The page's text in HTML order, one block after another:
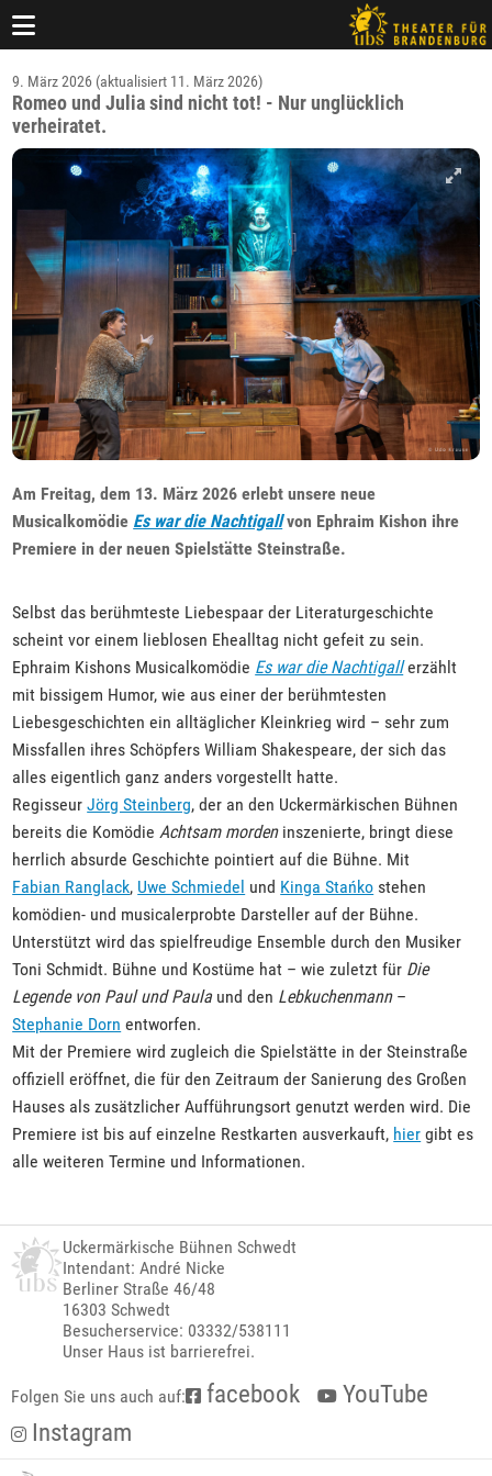
9. März 2026 (aktualisiert 11. März 2026)
Romeo und Julia sind nicht tot! - Nur unglücklich
verheiratet.
Am Freitag, dem 13. März 2026 erlebt unsere neue
Musicalkomödie Es war die Nachtigallvon Ephraim Kishon ihre
Premiere in der neuen Spielstätte Steinstraße.
Selbst das berühmteste Liebespaar der Literaturgeschichte
scheint vor einem lieblosen Ehealltag nicht gefeit zu sein.
Ephraim Kishons Musicalkomödie Es war die Nachtigallerzählt
mit bissigem Humor, wie aus einer der berühmtesten
Liebesgeschichten ein alltäglicher Kleinkrieg wird – sehr zum
Missfallen ihres Schöpfers William Shakespeare, der sich das
alles eigentlich ganz anders vorgestellt hatte.
RegisseurJörg Steinberg, der an den Uckermärkischen Bühnen
bereits die Komödie Achtsam mordeninszenierte, bringt diese
herrlich absurde Geschichte pointiert auf die Bühne. Mit
Fabian Ranglack, Uwe Schmiedel und Kinga Stańko stehen
komödien- und musicalerprobte Darsteller auf der Bühne.
Unterstützt wird das spielfreudige Ensemble durch den Musiker
Toni Schmidt. Bühne und Kostüme hat – wie zuletzt für Die
Legende von Paul und Paulaund den Lebkuchenmann–
Stephanie Dorn entworfen.
Mit der Premiere wird zugleich die Spielstätte in der Steinstraße
offiziell eröffnet, die für den Zeitraum der Sanierung des Großen
Hauses als zusätzlicher Aufführungsort genutzt werden wird. Die
Premiere ist bis auf einzelne Restkarten ausverkauft, hier gibt es
alle weiteren Termine und Informationen.
Uckermärkische Bühnen Schwedt
Intendant: André Nicke
Berliner Straße 46/48
16303 Schwedt
Besucherservice: 03332/538111
Unser Haus ist barrierefrei.
Folgen Sie uns auch auf: facebook
YouTube
Instagram